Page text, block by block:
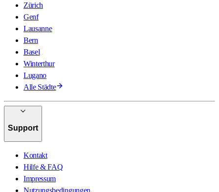
Zürich
Genf
Lausanne
Bern
Basel
Winterthur
Lugano
Alle Städte
Support
Kontakt
Hilfe & FAQ
Impressum
Nutzungsbedingungen